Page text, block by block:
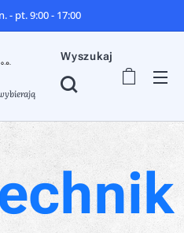
- pt. 9:00 - 17:00
Wyszukaj